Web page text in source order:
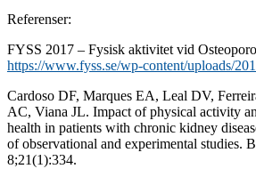
Referenser:
FYSS 2017 – Fysisk aktivitet vid
https://www.fyss.se/wp-content/uploads/
Cardoso DF, Marques EA, Leal DV,
AC, Viana JL. Impact of physical activity
health in patients with chronic kidney
of observational and experimental studies.
8;21(1):334.